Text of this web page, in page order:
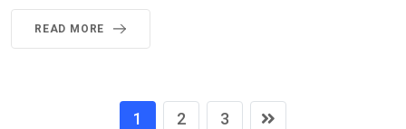
READ MORE
1 2 3